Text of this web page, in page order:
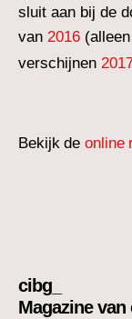
sluit aan bij de
van 2016
verschijnen
Bekijk de online
cibg_
Magazine